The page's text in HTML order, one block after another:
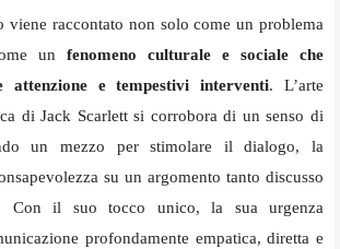
viene raccontato non solo come un problema
un fenomeno culturale e sociale che
attenzione e tempestivi interventi. L’arte
di Jack Scarlett si corrobora di un senso di
un mezzo per stimolare il dialogo, la
su un argomento tanto discusso
Con il suo tocco unico, la sua urgenza
profondamente empatica, diretta e